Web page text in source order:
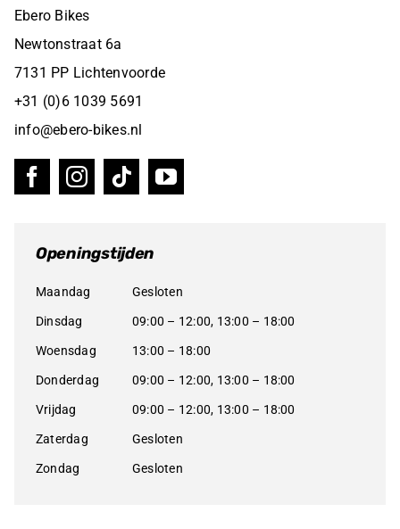
Ebero Bikes
Newtonstraat 6a
7131 PP Lichtenvoorde
+31 (0)6 1039 5691
info@ebero-bikes.nl
Openingstijden
Maandag Gesloten
Dinsdag 09:00 – 12:00, 13:00 – 18:00
Woensdag 13:00 – 18:00
Donderdag 09:00 – 12:00, 13:00 – 18:00
Vrijdag 09:00 – 12:00, 13:00 – 18:00
Zaterdag Gesloten
Zondag Gesloten